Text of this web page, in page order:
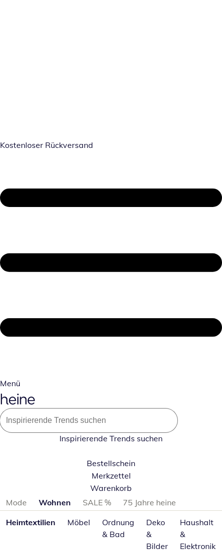
Kostenloser Rückversand
Menü
Inspirierende Trends suchen
Bestellschein
Merkzettel
Warenkorb
Produktkategorien überspringen
Mode Wohnen SALE %
75 Jahre heine
Heimtextilien
Möbel
Ordnung
& Bad
Deko
&
Bilder
Haushalt
&
Elektronik